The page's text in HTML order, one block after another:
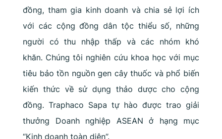
đồng, tham gia kinh doanh và chia sẻ lợi ích
với các cộng đồng dân tộc thiểu số, những
người có thu nhập thấp và các nhóm khó
khăn. Chúng tôi nghiên cứu khoa học với mục
tiêu bảo tồn nguồn gen cây thuốc và phổ biến
kiến thức về sử dụng thảo dược cho cộng
đồng. Traphaco Sapa tự hào được trao giải
thưởng Doanh nghiệp ASEAN ở hạng mục
“Kinh doanh toàn diện”.